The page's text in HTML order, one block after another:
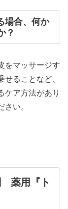
場合、何か
？
をマッサージす
ることなど、
ケア方法があり
い。
薬用『ト